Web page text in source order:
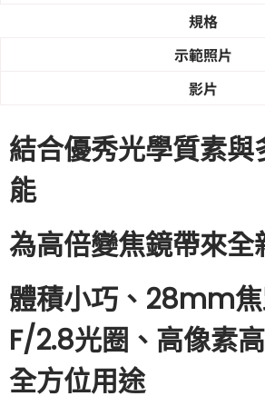
規格
​示範照片
影片
結合優秀光學質素與
能
為高倍變焦鏡帶來全
體積小巧、28mm
F/2.8光圈、高像素
全方位用途